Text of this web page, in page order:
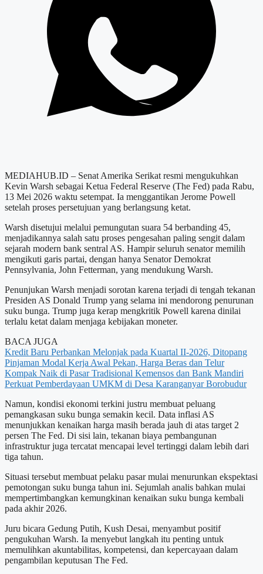
MEDIAHUB.ID – Senat Amerika Serikat resmi mengukuhkan
Kevin Warsh sebagai Ketua Federal Reserve (The Fed) pada Rabu,
13 Mei 2026 waktu setempat. Ia menggantikan Jerome Powell
setelah proses persetujuan yang berlangsung ketat.
Warsh disetujui melalui pemungutan suara 54 berbanding 45,
menjadikannya salah satu proses pengesahan paling sengit dalam
sejarah modern bank sentral AS. Hampir seluruh senator memilih
mengikuti garis partai, dengan hanya Senator Demokrat
Pennsylvania, John Fetterman, yang mendukung Warsh.
Penunjukan Warsh menjadi sorotan karena terjadi di tengah tekanan
Presiden AS Donald Trump yang selama ini mendorong penurunan
suku bunga. Trump juga kerap mengkritik Powell karena dinilai
terlalu ketat dalam menjaga kebijakan moneter.
BACA JUGA
Kredit Baru Perbankan Melonjak pada Kuartal II-2026, Ditopang
Pinjaman Modal Kerja Awal Pekan, Harga Beras dan Telur
Kompak Naik di Pasar Tradisional Kemensos dan Bank Mandiri
Perkuat Pemberdayaan UMKM di Desa Karanganyar Borobudur
Namun, kondisi ekonomi terkini justru membuat peluang
pemangkasan suku bunga semakin kecil. Data inflasi AS
menunjukkan kenaikan harga masih berada jauh di atas target 2
persen The Fed. Di sisi lain, tekanan biaya pembangunan
infrastruktur juga tercatat mencapai level tertinggi dalam lebih dari
tiga tahun.
Situasi tersebut membuat pelaku pasar mulai menurunkan ekspektasi
pemotongan suku bunga tahun ini. Sejumlah analis bahkan mulai
mempertimbangkan kemungkinan kenaikan suku bunga kembali
pada akhir 2026.
Juru bicara Gedung Putih, Kush Desai, menyambut positif
pengukuhan Warsh. Ia menyebut langkah itu penting untuk
memulihkan akuntabilitas, kompetensi, dan kepercayaan dalam
pengambilan keputusan The Fed.